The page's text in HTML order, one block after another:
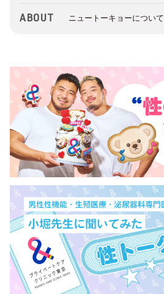
ABOUT ニュートーキョーについて